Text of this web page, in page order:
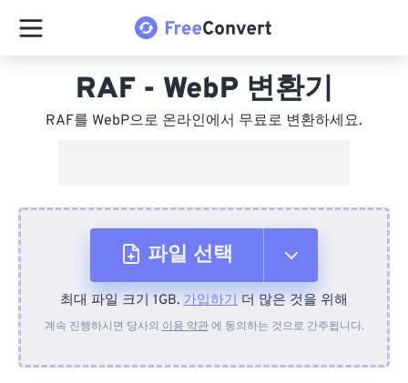
RAF - WebP 변환기
RAF를 WebP으로 온라인에서 무료로 변환하세요.
파일 선택
장치에서
최대 파일 크기 1GB. 가입하기 더 많은 것을 위해
계속 진행하시면 당사의 이용 약관에 동의하는 것으로 간주됩니다.